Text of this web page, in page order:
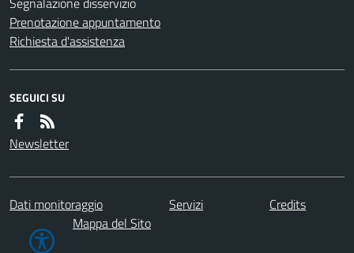
Prenotazione appuntamento
Richiesta d'assistenza
SEGUICI SU
Newsletter
Dati monitoraggio Servizi
Credits
Mappa del Sito